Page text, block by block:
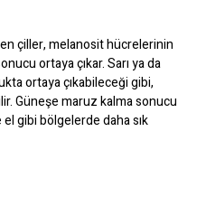
çiller, melanosit hücrelerinin
ortaya çıkar. Sarı ya da
ortaya çıkabileceği gibi,
Güneşe maruz kalma sonucu
gibi bölgelerde daha sık